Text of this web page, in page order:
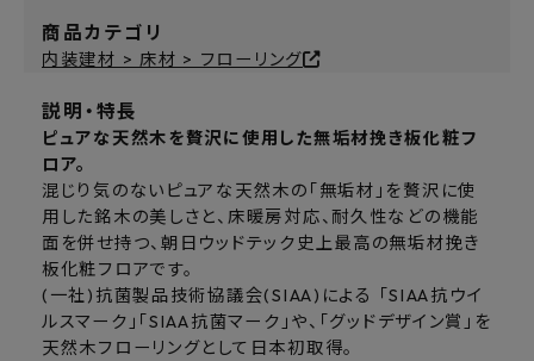
商品カテゴリ
内装建材 > 床材 > フローリング
説明・特長
ピュアな天然木を贅沢に使用した無垢材挽き板化粧フ
ロア。
混じり気のないピュアな天然木の「無垢材」を贅沢に使
用した銘木の美しさと、床暖房対応、耐久性などの機能
面を併せ持つ、朝日ウッドテック史上最高の無垢材挽き
板化粧フロアです。
(一社)抗菌製品技術協議会(SIAA)による 「SIAA抗ウイ
ルスマーク」「SIAA抗菌マーク」や、「グッドデザイン賞」を
天然木フローリングとして日本初取得。